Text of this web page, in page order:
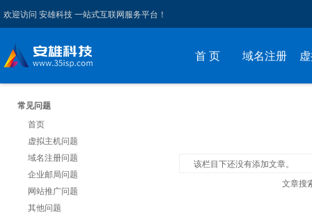
欢迎访问 安雄科技 一站式互联网服务平台！
首 页 域名注册
常见问题
首页
虚拟主机问题
域名注册问题
企业邮局问题
网站推广问题
其他问题
该栏目下还没有添加文章。
文章搜